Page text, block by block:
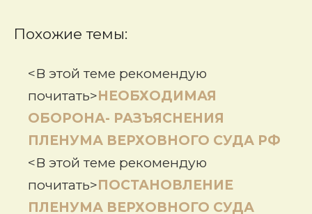
Похожие темы:
<В этой теме рекомендую
почитать>НЕОБХОДИМАЯ
ОБОРОНА- РАЗЪЯСНЕНИЯ
ПЛЕНУМА ВЕРХОВНОГО СУДА РФ
<В этой теме рекомендую
почитать>ПОСТАНОВЛЕНИЕ
ПЛЕНУМА ВЕРХОВНОГО СУДА